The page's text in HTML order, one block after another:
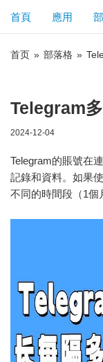
首頁 應用
首页 » 部落格 »
Telegram
2024-12-04
Telegram的賬號在
記錄和資料。如果
不同的時間段（1個